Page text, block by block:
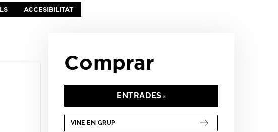
ACCESIBILITAT
Comprar
ENTRADES
VINE EN GRUPABRE EN NUEVA VENTANA